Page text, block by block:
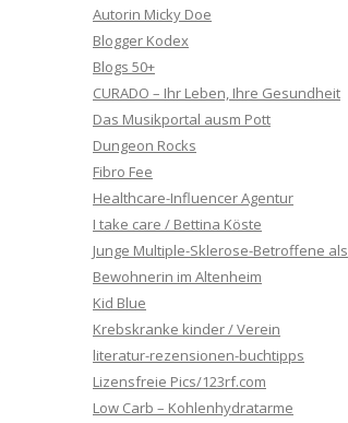
Autorin Micky Doe
Blogger Kodex
Blogs 50+
CURADO – Ihr Leben, Ihre Gesundheit
Das Musikportal ausm Pott
Dungeon Rocks
Fibro Fee
Healthcare-Influencer Agentur
I take care / Bettina Köste
Junge Multiple-Sklerose-Betroffene als
Bewohnerin im Altenheim
Kid Blue
Krebskranke kinder / Verein
literatur-rezensionen-buchtipps
Lizensfreie Pics/123rf.com
Low Carb – Kohlenhydratarme